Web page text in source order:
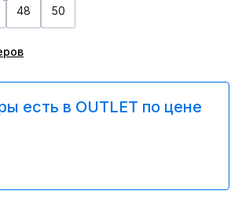
48 50
есть в OUTLET по цене